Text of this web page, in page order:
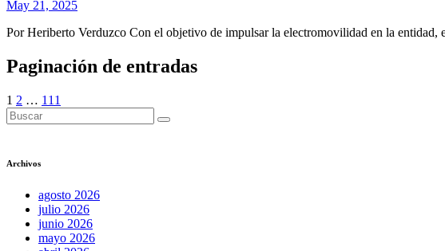
May 21, 2025
Por Heriberto Verduzco Con el objetivo de impulsar la electromovilidad en la
Paginación de entradas
1 2 … 111
Archivos
agosto 2026
julio 2026
junio 2026
mayo 2026